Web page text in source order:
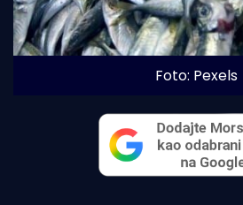
Foto: Pexels